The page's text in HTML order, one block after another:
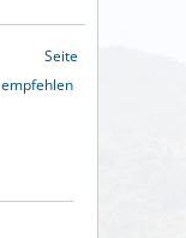
Seite
empfehlen